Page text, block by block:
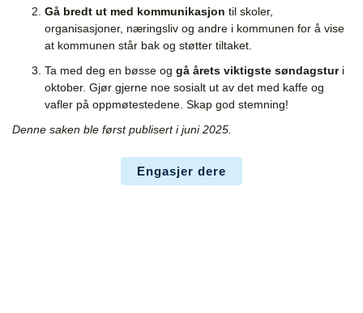
Gå bredt ut med kommunikasjon til skoler,
organisasjoner, næringsliv og andre i kommunen for å vise
at kommunen står bak og støtter tiltaket.
Ta med deg en bøsse og gå årets viktigste søndagsturi
oktober. Gjør gjerne noe sosialt ut av det med kaffe og
vafler på oppmøtestedene. Skap god stemning!
Denne saken ble først publisert i juni 2025.
Engasjer dere